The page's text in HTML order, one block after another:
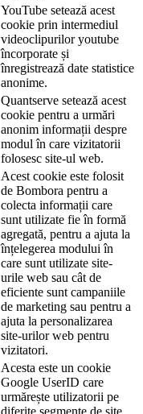
YouTube setează acest
cookie prin intermediul
videoclipurilor youtube
încorporate și
înregistrează date statistice
anonime.
Quantserve setează acest
cookie pentru a urmări
anonim informații despre
modul în care vizitatorii
folosesc site-ul web.
Acest cookie este folosit
de Bombora pentru a
colecta informații care
sunt utilizate fie în formă
agregată, pentru a ajuta la
înțelegerea modului în
care sunt utilizate site-
urile web sau cât de
eficiente sunt campaniile
de marketing sau pentru a
ajuta la personalizarea
site-urilor web pentru
vizitatori.
Acesta este un cookie
Google UserID care
urmărește utilizatorii pe
diferite segmente de site.